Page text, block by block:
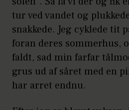
tur ved vandet og
snakkede. Jeg cyklede tit
foran deres sommerhus,
faldt, sad min farfar
grus ud af såret med en
har arret endnu.